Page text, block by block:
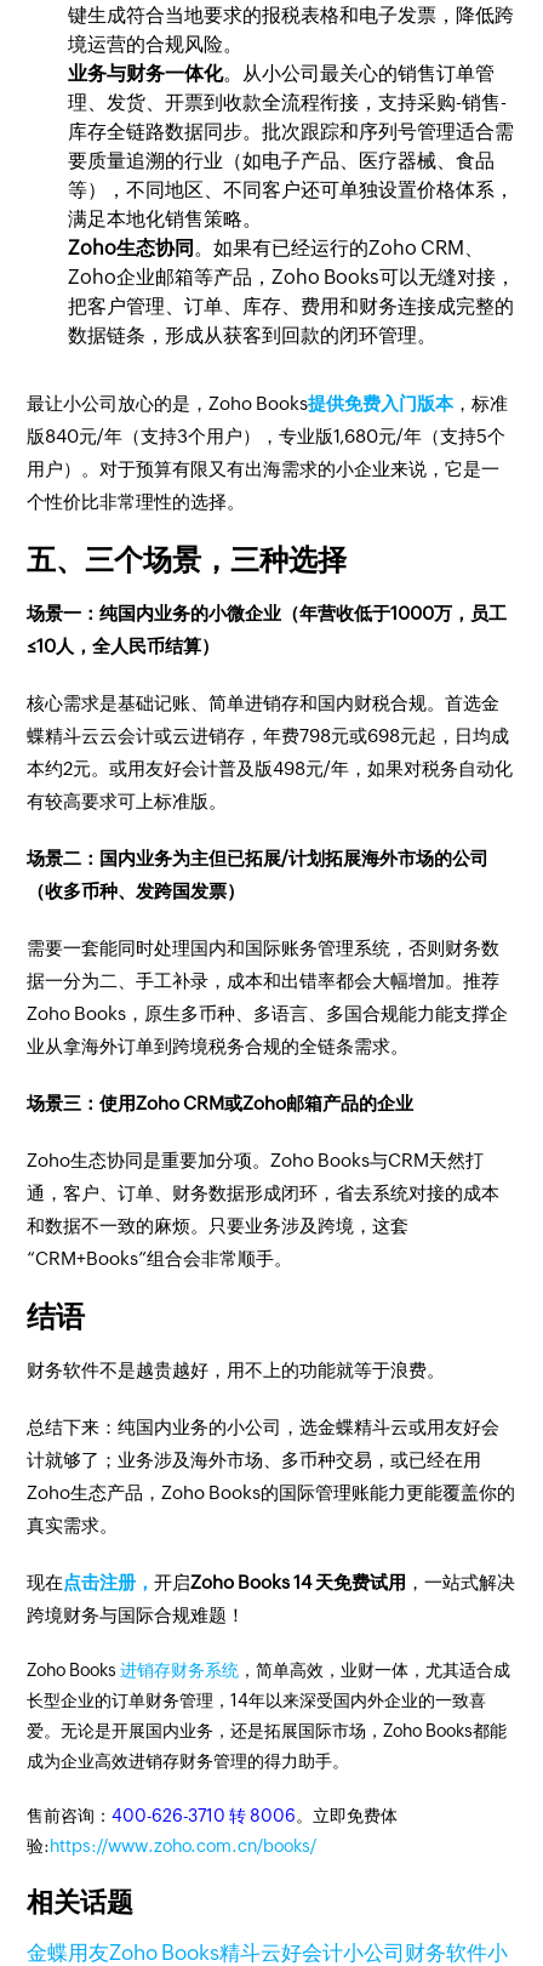
键生成符合当地要求的报税表格和电子发票，降低跨
境运营的合规风险。
业务与财务一体化。从小公司最关心的销售订单管
理、发货、开票到收款全流程衔接，支持采购-销售-
库存全链路数据同步。批次跟踪和序列号管理适合需
要质量追溯的行业（如电子产品、医疗器械、食品
等），不同地区、不同客户还可单独设置价格体系，
满足本地化销售策略。
Zoho生态协同。如果有已经运行的Zoho CRM、
Zoho企业邮箱等产品，Zoho Books可以无缝对接，
把客户管理、订单、库存、费用和财务连接成完整的
数据链条，形成从获客到回款的闭环管理。
最让小公司放心的是，Zoho Books提供免费入门版本，标准
版840元/年（支持3个用户），专业版1,680元/年（支持5个
用户）。对于预算有限又有出海需求的小企业来说，它是一
个性价比非常理性的选择。
五、三个场景，三种选择
场景一：纯国内业务的小微企业（年营收低于1000万，员工
≤10人，全人民币结算）
核心需求是基础记账、简单进销存和国内财税合规。首选金
蝶精斗云云会计或云进销存，年费798元或698元起，日均成
本约2元。或用友好会计普及版498元/年，如果对税务自动化
有较高要求可上标准版。
场景二：国内业务为主但已拓展/计划拓展海外市场的公司
（收多币种、发跨国发票）
需要一套能同时处理国内和国际账务管理系统，否则财务数
据一分为二、手工补录，成本和出错率都会大幅增加。推荐
Zoho Books，原生多币种、多语言、多国合规能力能支撑企
业从拿海外订单到跨境税务合规的全链条需求。
场景三：使用Zoho CRM或Zoho邮箱产品的企业
Zoho生态协同是重要加分项。Zoho Books与CRM天然打
通，客户、订单、财务数据形成闭环，省去系统对接的成本
和数据不一致的麻烦。只要业务涉及跨境，这套
“CRM+Books”组合会非常顺手。
结语
财务软件不是越贵越好，用不上的功能就等于浪费。
总结下来：纯国内业务的小公司，选金蝶精斗云或用友好会
计就够了；业务涉及海外市场、多币种交易，或已经在用
Zoho生态产品，Zoho Books的国际管理账能力更能覆盖你的
真实需求。
现在点击注册，开启Zoho Books 14 天免费试用 ，一站式解决
跨境财务与国际合规难题！
Zoho Books进销存财务系统 ，简单高效，业财一体，尤其适合成
长型企业的订单财务管理，14年以来深受国内外企业的一致喜
爱。无论是开展国内业务，还是拓展国际市场，Zoho Books都能
成为企业高效进销存财务管理的得力助手。
售前咨询：400-626-3710 转 8006。立即免费体
验:https://www.zoho.com.cn/books/
相关话题
金蝶用友Zoho Books精斗云好会计小公司财务软件小